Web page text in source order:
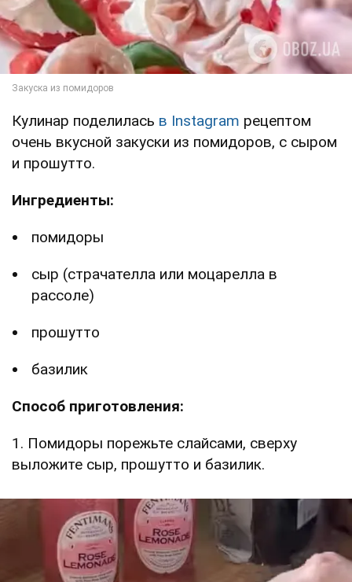
Кулинар поделилась в Instagram рецептом
очень вкусной закуски из помидоров, с сыром
и прошутто.
Ингредиенты:
помидоры
сыр (страчателла или моцарелла в
рассоле)
прошутто
базилик
Способ приготовления:
1. Помидоры порежьте слайсами, сверху
выложите сыр, прошутто и базилик.